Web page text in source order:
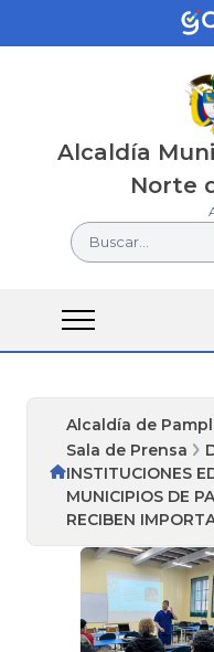
Alcaldía
Norte
Buscar...
Alcaldía de
Sala de Prensa
INSTITUCIONES
MUNICIPIOS DE
RECIBEN